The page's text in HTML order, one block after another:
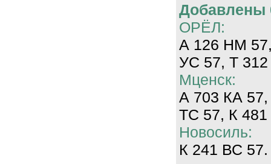
Добавлены
ОРЁЛ:
А 126 НМ
УС 57, Т
Мценск:
А 703 КА
ТС 57, К
Новосиль:
К 241 ВС 57.